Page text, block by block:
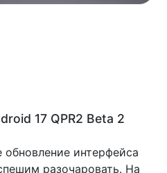
17 QPR2 Beta 2
интерфейса
разочаровать. На